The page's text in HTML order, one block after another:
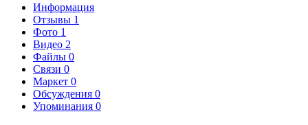
Информация
Отзывы 1
Фото 1
Видео 2
Файлы 0
Связи 0
Маркет 0
Обсуждения 0
Упоминания 0